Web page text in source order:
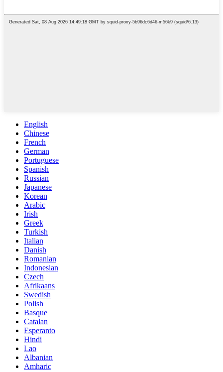
English
Chinese
French
German
Portuguese
Spanish
Russian
Japanese
Korean
Arabic
Irish
Greek
Turkish
Italian
Danish
Romanian
Indonesian
Czech
Afrikaans
Swedish
Polish
Basque
Catalan
Esperanto
Hindi
Lao
Albanian
Amharic